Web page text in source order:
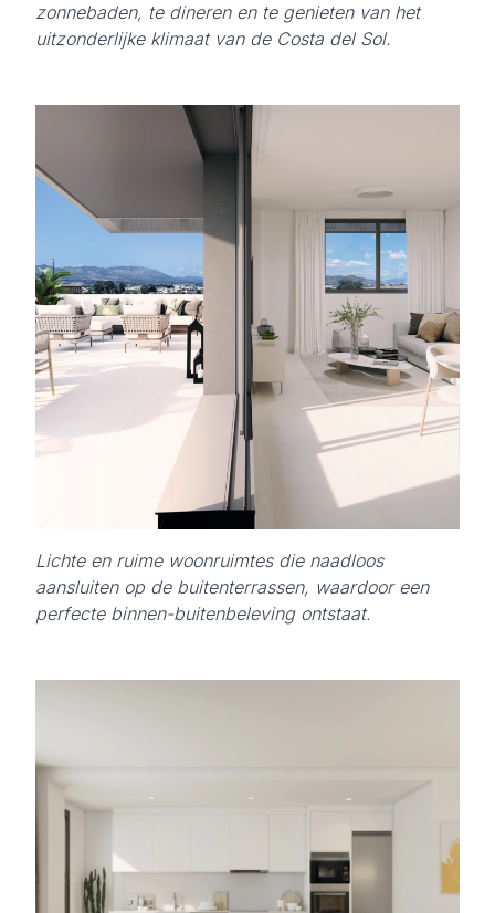
zonnebaden, te dineren en te genieten van het
uitzonderlijke klimaat van de Costa del Sol.
Lichte en ruime woonruimtes die naadloos
aansluiten op de buitenterrassen, waardoor een
perfecte binnen-buitenbeleving ontstaat.